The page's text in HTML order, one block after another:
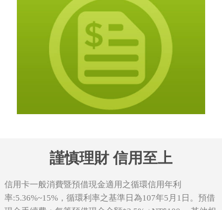
謹慎理財 信用至上
信用卡一般消費暨預借現金適用之循環信用年利
率:5.36%~15%，循環利率之基準日為107年5月1日。預借